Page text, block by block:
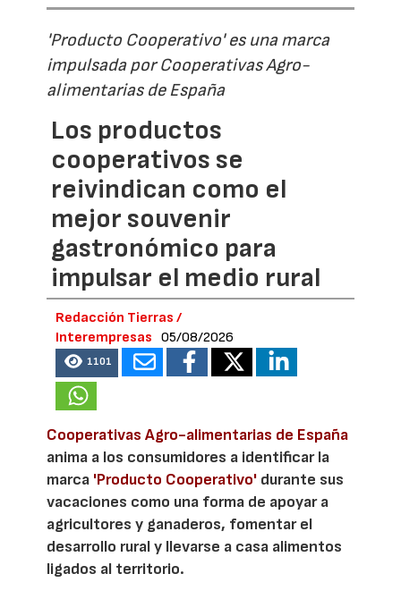
'Producto Cooperativo' es una marca
impulsada por Cooperativas Agro-
alimentarias de España
Los productos
cooperativos se
reivindican como el
mejor souvenir
gastronómico para
impulsar el medio rural
Redacción Tierras /
Interempresas
05/08/2026
1101
Cooperativas Agro-alimentarias de España
anima a los consumidores a identificar la
marca 'Producto Cooperativo' durante sus
vacaciones como una forma de apoyar a
agricultores y ganaderos, fomentar el
desarrollo rural y llevarse a casa alimentos
ligados al territorio.